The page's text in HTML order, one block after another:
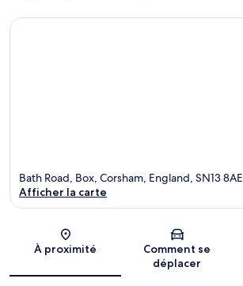
Carte
Bath Road, Box, Corsham, England, SN13 8AE
Afficher la carte
À proximité
Comment se
déplacer